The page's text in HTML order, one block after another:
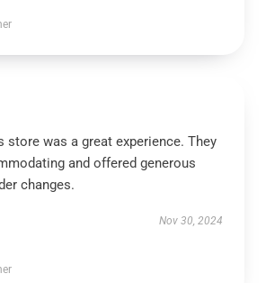
store was a great experience. They
and offered generous
changes.
Nov 30, 2024